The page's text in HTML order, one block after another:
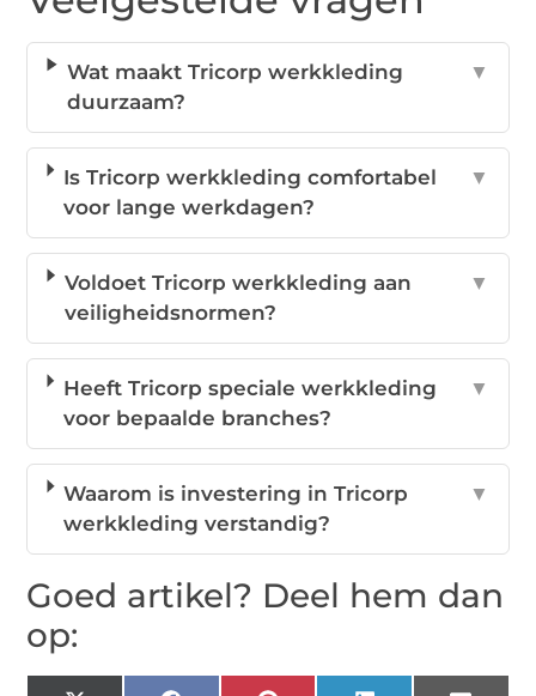
Wat maakt Tricorp werkkleding
duurzaam?
▼
Is Tricorp werkkleding comfortabel
voor lange werkdagen?
▼
Voldoet Tricorp werkkleding aan
veiligheidsnormen?
▼
Heeft Tricorp speciale werkkleding
voor bepaalde branches?
▼
Waarom is investering in Tricorp
werkkleding verstandig?
▼
Goed artikel? Deel hem dan
op: